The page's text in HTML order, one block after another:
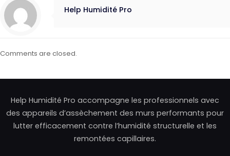
Help Humidité Pro
Comments are closed.
Help Humidité Pro accompagne les professionnels avec
des appareils d’assèchement des murs performants pour
lutter efficacement contre l’humidité structurelle et les
remontées capillaires.